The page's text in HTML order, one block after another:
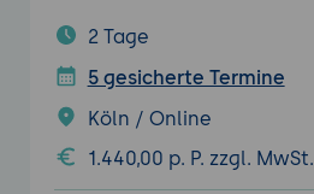
2 Tage
5 gesicherte Termine
Köln / Online
1.440,00 p. P. zzgl. MwSt.